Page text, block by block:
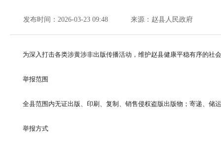
发布时间：2026-03-23 09:48 来源：赵县人民政府
为深入打击各类涉黄涉非出版传播活动，维护赵县健康平稳有序的社
举报范围
全县范围内无证出版、印刷、复制、销售侵权盗版出版物；寄递、储
举报方式